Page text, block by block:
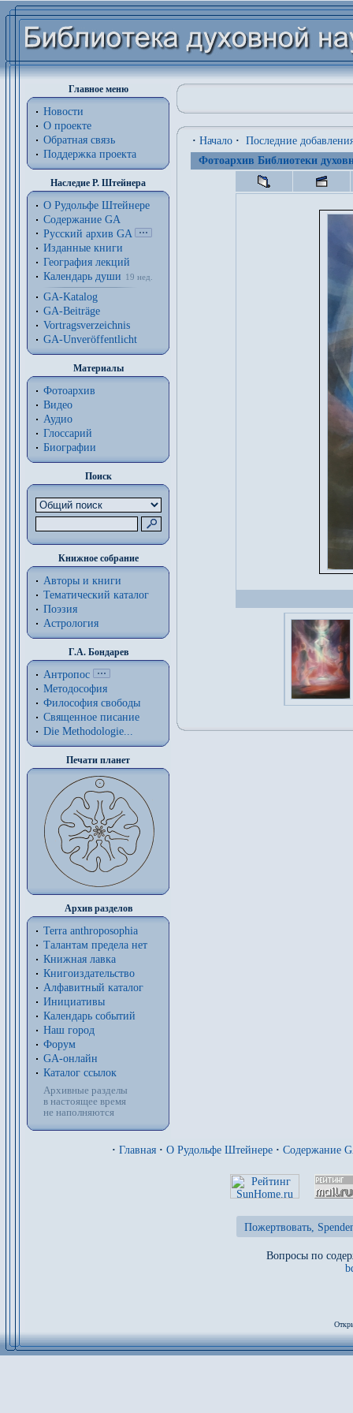
Главное меню
Новости
О проекте
Обратная связь
Поддержка проекта
Наследие Р. Штейнера
О Рудольфе Штейнере
Содержание GA
Русский архив GA
Изданные книги
География лекций
Календарь души
19 нед.
GA-Katalog
GA-Beiträge
Vortragsverzeichnis
GA-Unveröffentlicht
Материалы
Фотоархив
Видео
Аудио
Глоссарий
Биографии
Поиск
Книжное собрание
Авторы и книги
Тематический каталог
Поэзия
Астрология
Г.А. Бондарев
Антропос
Методософия
Философия cвободы
Священное писание
Die Methodologie...
Печати планет
Архив разделов
Terra anthroposophia
Талантам предела нет
Книжная лавка
Книгоиздательство
Алфавитный каталог
Инициативы
Календарь событий
Наш город
Форум
GA-онлайн
Каталог ссылок
Архивные разделы
в настоящее время
не наполняются
· Начало · Последние
Фотоархив Библиотеки
· Главная · О Рудольфе Штейнере · Содержание
Пожертвовать,
Вопросы по